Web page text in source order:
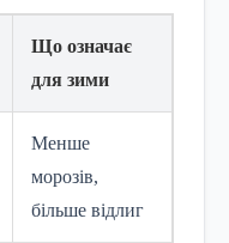
Що означає
для зими
Менше
морозів,
більше відлиг